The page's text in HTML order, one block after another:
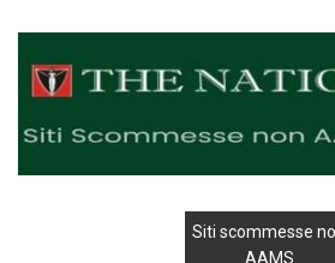
Siti scommesse
AAMS